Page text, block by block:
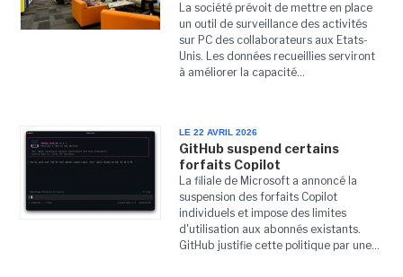
La société prévoit de mettre en place
un outil de surveillance des activités
sur PC des collaborateurs aux Etats-
Unis. Les données recueillies serviront
à améliorer la capacité...
LE 22 AVRIL 2026
GitHub suspend certains
forfaits Copilot
La filiale de Microsoft a annoncé la
suspension des forfaits Copilot
individuels et impose des limites
d'utilisation aux abonnés existants.
GitHub justifie cette politique par une...